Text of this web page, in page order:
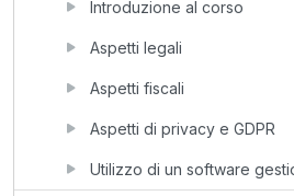
Introduzione al corso
Aspetti legali
Aspetti fiscali
Aspetti di privacy e GDPR
Utilizzo di un software